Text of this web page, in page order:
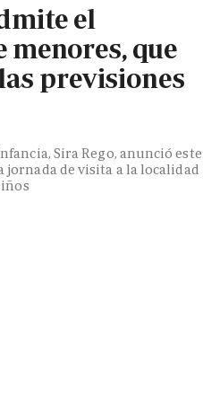
el
menores, que
previsiones
Sira Rego, anunció este
de visita a la localidad